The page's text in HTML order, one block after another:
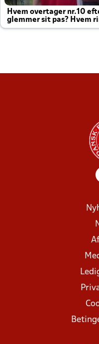
Hvem overtager nr.10
glemmer sit pas? Hvem
altid til efter kampe?